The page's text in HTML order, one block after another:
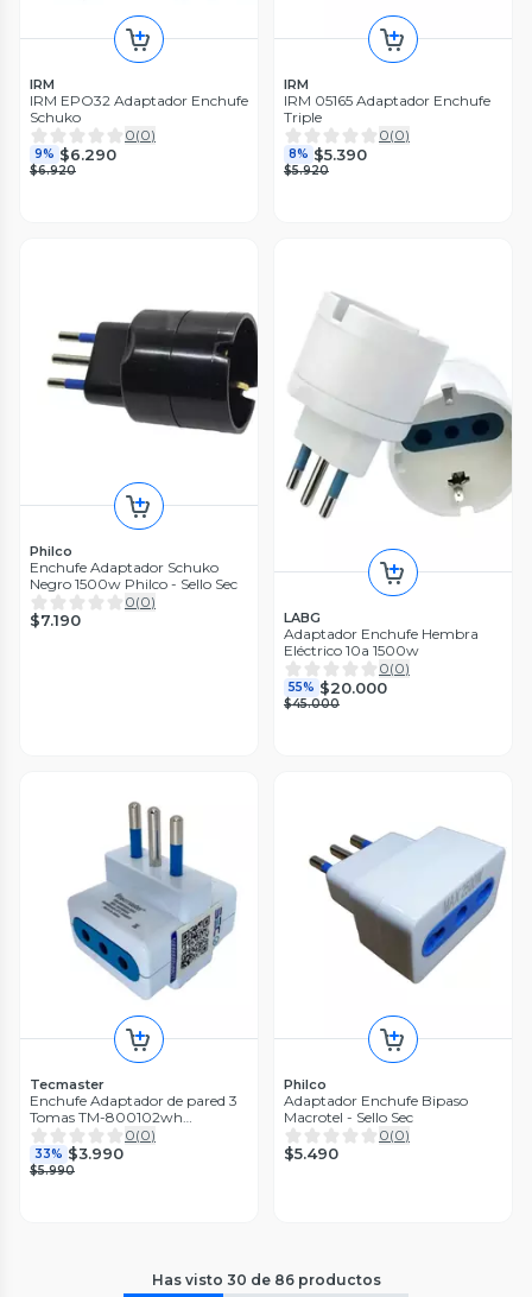
IRM
IRM EPO32 Adaptador Enchufe
Schuko
0(0)
9% $6.290
$6.920
IRM
IRM 05165 Adaptador Enchufe
Triple
0(0)
8% $5.390
$5.920
Philco
Enchufe Adaptador Schuko
Negro 1500w Philco - Sello Sec
0(0)
$7.190 LABG
Adaptador Enchufe Hembra
Eléctrico 10a 1500w
0(0)
55% $20.000
$45.000
Tecmaster
Enchufe Adaptador de pared 3
Tomas TM-800102wh
Tecmaster
0(0)
33% $3.990
$5.990
Philco
Adaptador Enchufe Bipaso
Macrotel - Sello Sec
0(0)
$5.490
Has visto 30 de 86 productos